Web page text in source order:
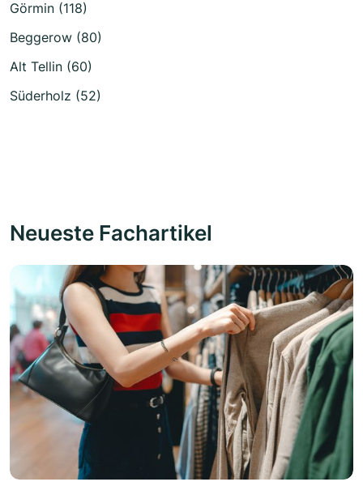
Görmin (118)
Beggerow (80)
Alt Tellin (60)
Süderholz (52)
Neueste Fachartikel